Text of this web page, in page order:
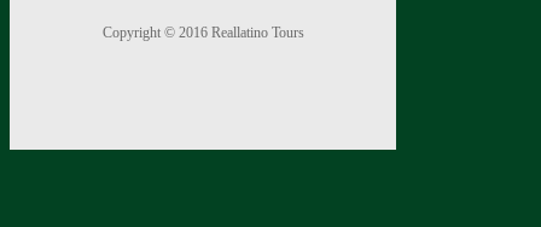
Copyright © 2016 Reallatino Tours